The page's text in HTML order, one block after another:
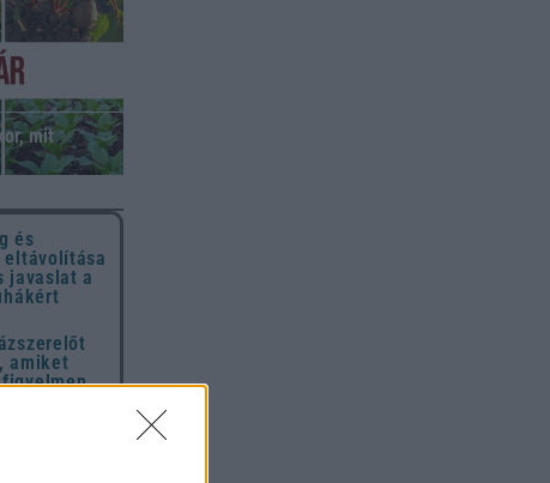
mit
és
javaslat a
amiket